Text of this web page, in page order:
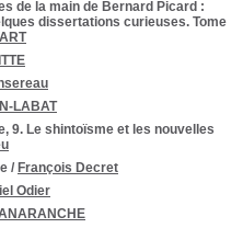
de la main de Bernard Picard :
dissertations curieuses. Tome
LABAT
9. Le shintoïsme et les nouvelles
/ François Decret
Odier